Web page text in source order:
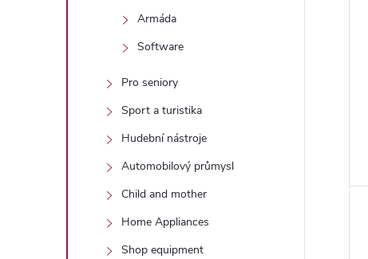
Armáda
Software
Pro seniory
Sport a turistika
Hudební nástroje
Automobilový průmysl
Child and mother
Home Appliances
Shop equipment